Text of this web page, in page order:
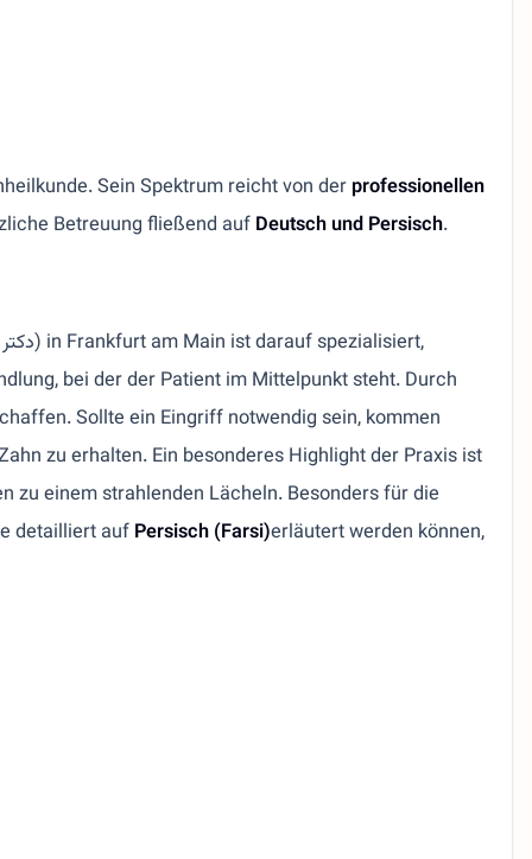
Sein Spektrum reicht von derprofessionellen
Betreuung fließend aufDeutsch und Persisch.
bei der der Patient im Mittelpunkt steht. Durch
Sollte ein Eingriff notwendig sein, kommen
zu erhalten. Ein besonderes Highlight der Praxis ist
zu einem strahlenden Lächeln. Besonders für die
detailliert aufPersisch (Farsi)erläutert werden können,